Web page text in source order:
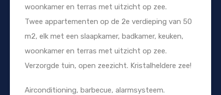
woonkamer en terras met uitzicht op zee.
Twee appartementen op de 2e verdieping van 50
m2, elk met een slaapkamer, badkamer, keuken,
woonkamer en terras met uitzicht op zee.
Verzorgde tuin, open zeezicht. Kristalheldere zee!
Airconditioning, barbecue, alarmsysteem.